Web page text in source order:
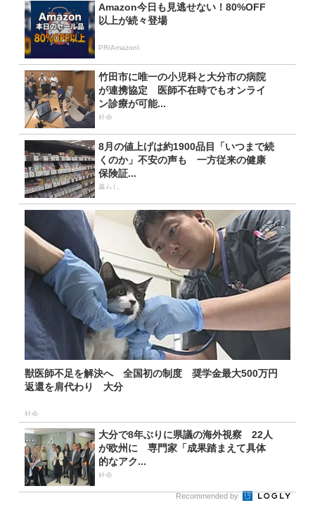
Amazon今日も見逃せない！80%OFF
以上が続々登場
PR(Amazon)
竹田市に唯一の小児科と大分市の病院
が連携協定 医師不在時でもオンライ
ン診療が可能...
社会
8月の値上げは約1900品目「いつまで続
くのか」不安の声も 一方従来の健康
保険証...
暮らし
獣医師不足を解決へ 全国初の制度 奨学金最大500万円
返還を肩代わり 大分
社会
大分で8年ぶりに県議の海外視察 22人
が欧州に 専門家「成果踏まえて具体
的なアク...
社会
Recommended by